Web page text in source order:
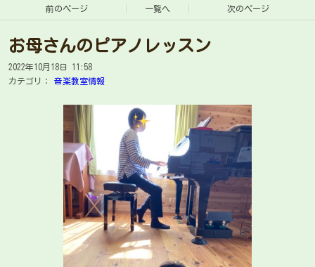
前のページ 一覧へ 次のページ
お母さんのピアノレッスン
2022年10月18日 11:58
カテゴリ：
音楽教室情報